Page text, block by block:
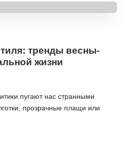
тренды весны-
жизни
пугают нас странными
прозрачные плащи или